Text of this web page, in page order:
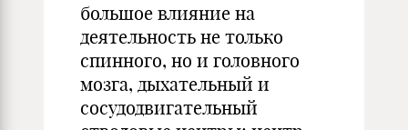
большое влияние на
деятельность не только
спинного, но и головного
мозга, дыхательный и
сосудодвигательный